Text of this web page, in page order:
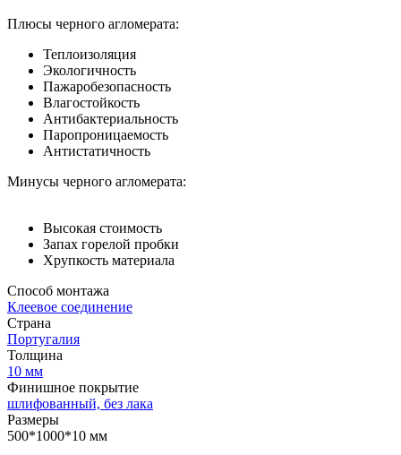
Плюсы черного агломерата:
Теплоизоляция
Экологичность
Пажаробезопасность
Влагостойкость
Антибактериальность
Паропроницаемость
Антистатичность
Минусы черного агломерата:
Высокая стоимость
Запах горелой пробки
Хрупкость материала
Способ монтажа
Клеевое соединение
Страна
Португалия
Толщина
10 мм
Финишное покрытие
шлифованный, без лака
Размеры
500*1000*10 мм